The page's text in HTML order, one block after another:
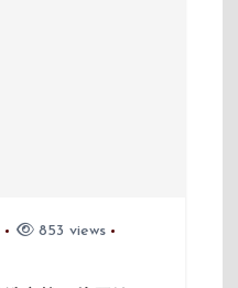
853 views